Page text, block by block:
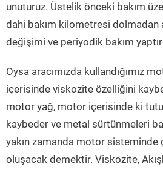
unuturuz. Üstelik önceki bakım
dahi bakım kilometresi dolmadan
değişimi ve periyodik bakım
Oysa aracımızda kullandığımız
içerisinde viskozite özelliğini
motor yağ, motor içerisinde ki
kaybeder ve metal sürtünmeleri
yakın zamanda motor
oluşacak demektir. Viskozite,